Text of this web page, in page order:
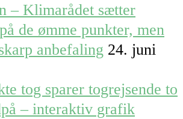
– Klimarådet sætter
de ømme punkter, men
anbefaling 24. juni
tog sparer togrejsende to
– interaktiv grafik